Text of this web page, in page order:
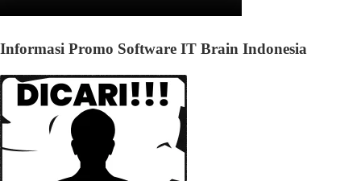
Informasi Promo Software IT Brain Indonesia